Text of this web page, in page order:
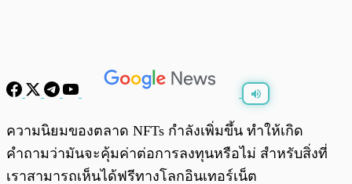
พร้อมเล่น 0:00 /
ความนิยมของตลาด NFTs กำลังเพิ่มขึ้น ทำให้เกิด
คำถามว่ามันจะคุ้มค่าต่อการลงทุนหรือไม่ สำหรับสิ่งที่
เราสามารถเห็นได้ฟรีทางโลกอินเทอร์เน็ต